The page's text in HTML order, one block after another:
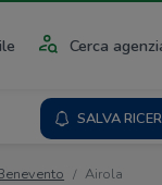
Cerca
SALVA
Airola